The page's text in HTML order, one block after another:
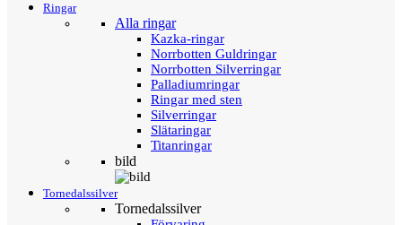
Ringar
Alla ringar
Kazka-ringar
Norrbotten Guldringar
Norrbotten Silverringar
Palladiumringar
Ringar med sten
Silverringar
Slätaringar
Titanringar
bild
Tornedalssilver
Tornedalssilver